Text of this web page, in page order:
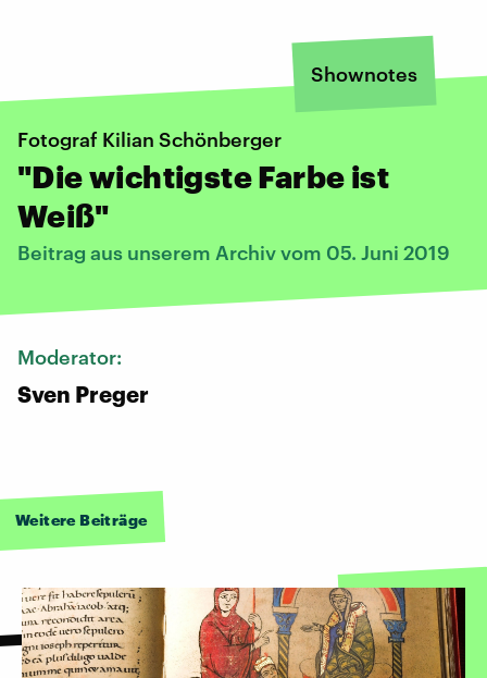
Shownotes
Fotograf Kilian Schönberger
"Die wichtigste Farbe ist
Weiß"
Beitrag aus unserem Archiv vom 05. Juni 2019
Moderator:
Sven Preger
Weitere Beiträge